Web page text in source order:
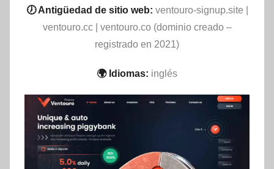
🕖 Antigüedad de sitio web: ventouro-signup.site |
ventouro.cc | ventouro.co (dominio creado –
registrado en 2021)
🌍 Idiomas: inglés